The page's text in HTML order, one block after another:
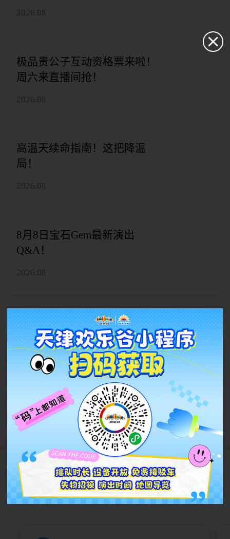
2026.08
极品贵公子互动资格票来啦！
周六来直播间抢！
2026.08
高温天续命指南！这把降温
局！
2026.08
8月8日宝石Gem最新演出
Q&A！
2026.08
2万起征集“一出好戏”！天欢
邀你一起搞事情！
2026.08
查看更多
游客评论